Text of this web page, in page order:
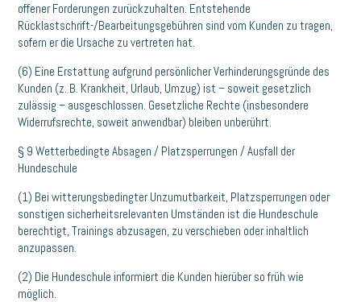
offener Forderungen zurückzuhalten. Entstehende
Rücklastschrift-/Bearbeitungsgebühren sind vom Kunden zu tragen,
sofern er die Ursache zu vertreten hat.
(6) Eine Erstattung aufgrund persönlicher Verhinderungsgründe des
Kunden (z. B. Krankheit, Urlaub, Umzug) ist – soweit gesetzlich
zulässig – ausgeschlossen. Gesetzliche Rechte (insbesondere
Widerrufsrechte, soweit anwendbar) bleiben unberührt.
§ 9 Wetterbedingte Absagen / Platzsperrungen / Ausfall der
Hundeschule
(1) Bei witterungsbedingter Unzumutbarkeit, Platzsperrungen oder
sonstigen sicherheitsrelevanten Umständen ist die Hundeschule
berechtigt, Trainings abzusagen, zu verschieben oder inhaltlich
anzupassen.
(2) Die Hundeschule informiert die Kunden hierüber so früh wie
möglich.